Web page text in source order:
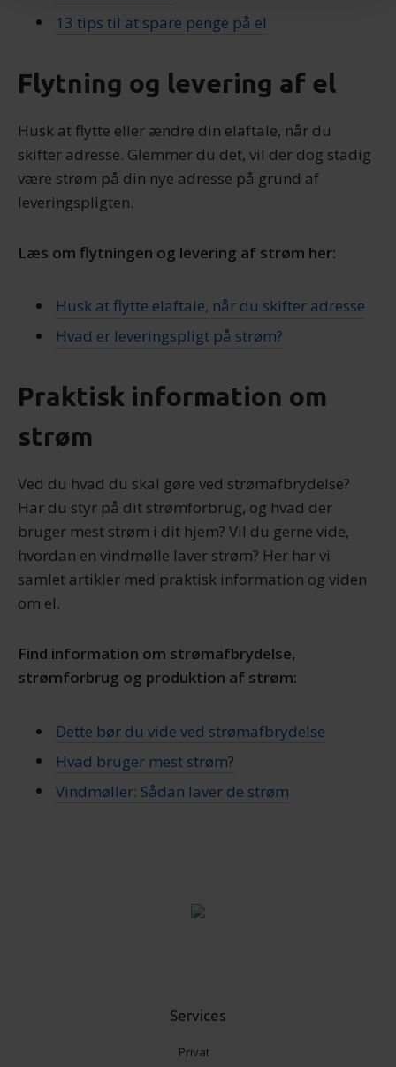
annoncer, til at vise dig funktioner til sociale medier og til
at analysere vores trafik. Vi deler også oplysninger om
for sociale medier, annonceringspartnere og
analysepartnere. Vores partnere kan kombinere disse
data med andre oplysninger, du har givet dem, eller som
de har indsamlet fra din brug af deres tjenester.
13 tips til at spare penge på el
Flytning og levering af el
Husk at flytte eller ændre din elaftale, når du
skifter adresse. Glemmer du det, vil der dog stadig
være strøm på din nye adresse på grund af
leveringspligten.
Læs om flytningen og levering af strøm her:
Husk at flytte elaftale, når du skifter adresse
Hvad er leveringspligt på strøm?
Praktisk information om
strøm
Ved du hvad du skal gøre ved strømafbrydelse?
Har du styr på dit strømforbrug, og hvad der
bruger mest strøm i dit hjem? Vil du gerne vide,
hvordan en vindmølle laver strøm? Her har vi
samlet artikler med praktisk information og viden
om el.
Find information om strømafbrydelse,
strømforbrug og produktion af strøm:
Dette bør du vide ved strømafbrydelse
Hvad bruger mest strøm?
Vindmøller: Sådan laver de strøm
Services
Privat